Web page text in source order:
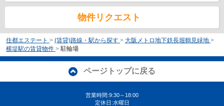
物件リクエスト
住都エステート > (賃貸)路線・駅から探す > 大阪メトロ地下鉄長堀鶴見緑地 >
横堤駅の賃貸物件 > 駐輪場
ページトップに戻る
営業時間:9:30～18:00
定休日:水曜日